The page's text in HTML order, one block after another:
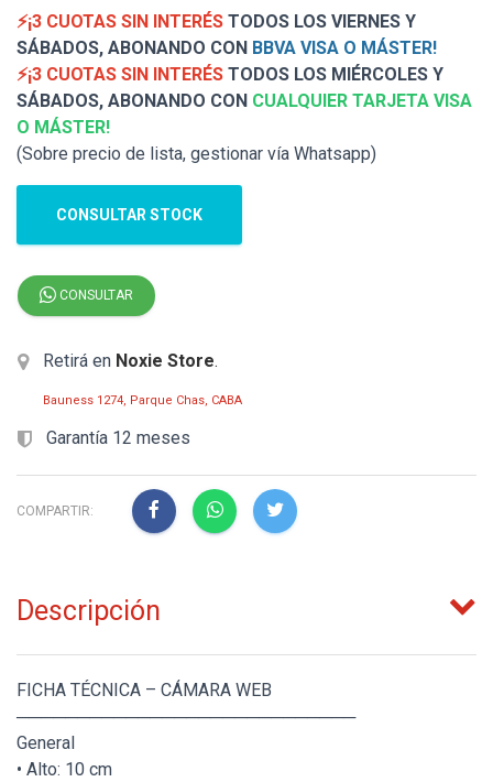
⚡¡3 CUOTAS SIN INTERÉS TODOS LOS VIERNES Y
SÁBADOS, ABONANDO CON BBVA VISA O MÁSTER!
⚡¡3 CUOTAS SIN INTERÉS TODOS LOS MIÉRCOLES Y
SÁBADOS, ABONANDO CON CUALQUIER TARJETA VISA
O MÁSTER!
(Sobre precio de lista, gestionar vía Whatsapp)
CONSULTAR STOCK
CONSULTAR
Retirá en Noxie Store.
Bauness 1274, Parque Chas, CABA
Garantía 12 meses
COMPARTIR:
Descripción
FICHA TÉCNICA – CÁMARA WEB
────────────────────────────
General
• Alto: 10 cm